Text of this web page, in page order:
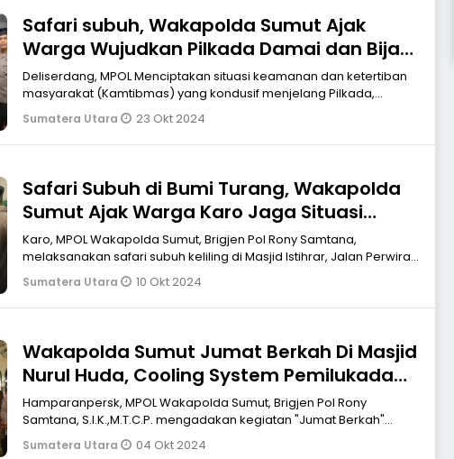
Safari subuh, Wakapolda Sumut Ajak
Warga Wujudkan Pilkada Damai dan Bijak
Bermedia Sosial
Deliserdang, MPOL Menciptakan situasi keamanan dan ketertiban
masyarakat (Kamtibmas) yang kondusif menjelang Pilkada,
Wakapolda Sumut Brigj
Sumatera Utara 23 Okt 2024
Safari Subuh di Bumi Turang, Wakapolda
Sumut Ajak Warga Karo Jaga Situasi
Kamtibmas dan Sukseskan Pilkada 2024
Karo, MPOL Wakapolda Sumut, Brigjen Pol Rony Samtana,
melaksanakan safari subuh keliling di Masjid Istihrar, Jalan Perwira,
Kelurahan Gunda
Sumatera Utara 10 Okt 2024
Wakapolda Sumut Jumat Berkah Di Masjid
Nurul Huda, Cooling System Pemilukada
2024
Hamparanpersk, MPOL Wakapolda Sumut, Brigjen Pol Rony
Samtana, S.I.K.,M.T.C.P. mengadakan kegiatan "Jumat Berkah"
dalam rangka Co
Sumatera Utara 04 Okt 2024